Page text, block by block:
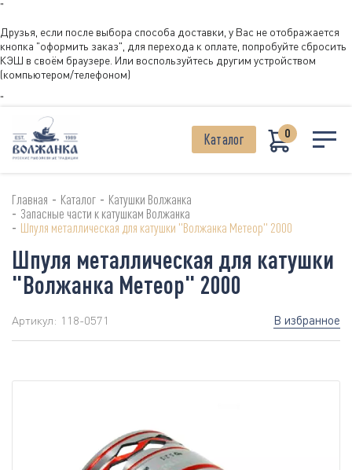
"
Друзья, если после выбора способа доставки, у Вас не отображается
кнопка "оформить заказ", для перехода к оплате, попробуйте сбросить
КЭШ в своём браузере. Или воспользуйтесь другим устройством
(компьютером/телефоном)
"
Каталог 0
Главная - Каталог - Катушки Волжанка
- Запасные части к катушкам Волжанка
- Шпуля металлическая для катушки "Волжанка Метеор" 2000
Шпуля металлическая для катушки
"Волжанка Метеор" 2000
Артикул: 118-0571 В избранное